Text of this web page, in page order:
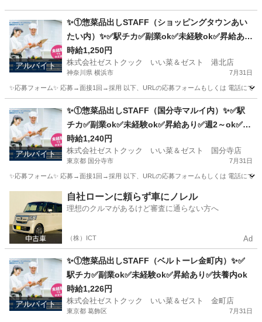
アルバイト
✨①惣菜品出しSTAFF（ショッピングタウンあい
たい内）✨✅駅チカ✅副業ok✅未経験ok✅昇給あり
✅週1～ok✅扶養内ok
時給1,250円
株式会社ゼストクック いい菜＆ゼスト 港北店
神奈川県 横浜市 7月31日
✨応募フォーム✨ 応募→面接1回→採用 以下、URLの応募フォームもしくは 電話にて
キッチン
アルバイト
✨①惣菜品出しSTAFF（国分寺マルイ内）✨✅駅
チカ✅副業ok✅未経験ok✅昇給あり✅週2～ok✅扶
養内ok
時給1,240円
株式会社ゼストクック いい菜＆ゼスト 国分寺店
東京都 国分寺市 7月31日
✨応募フォーム✨ 応募→面接1回→採用 以下、URLの応募フォームもしくは 電話にて
キッチン スタッフ
自社ローンに頼らず車にノレル
理想のクルマがあるけど審査に通らない方へ
（株）ICT Ad
アルバイト
✨①惣菜品出しSTAFF（ベルトーレ金町内）✨✅
駅チカ✅副業ok✅未経験ok✅昇給あり✅扶養内ok
時給1,226円
株式会社ゼストクック いい菜＆ゼスト 金町店
東京都 葛飾区 7月31日